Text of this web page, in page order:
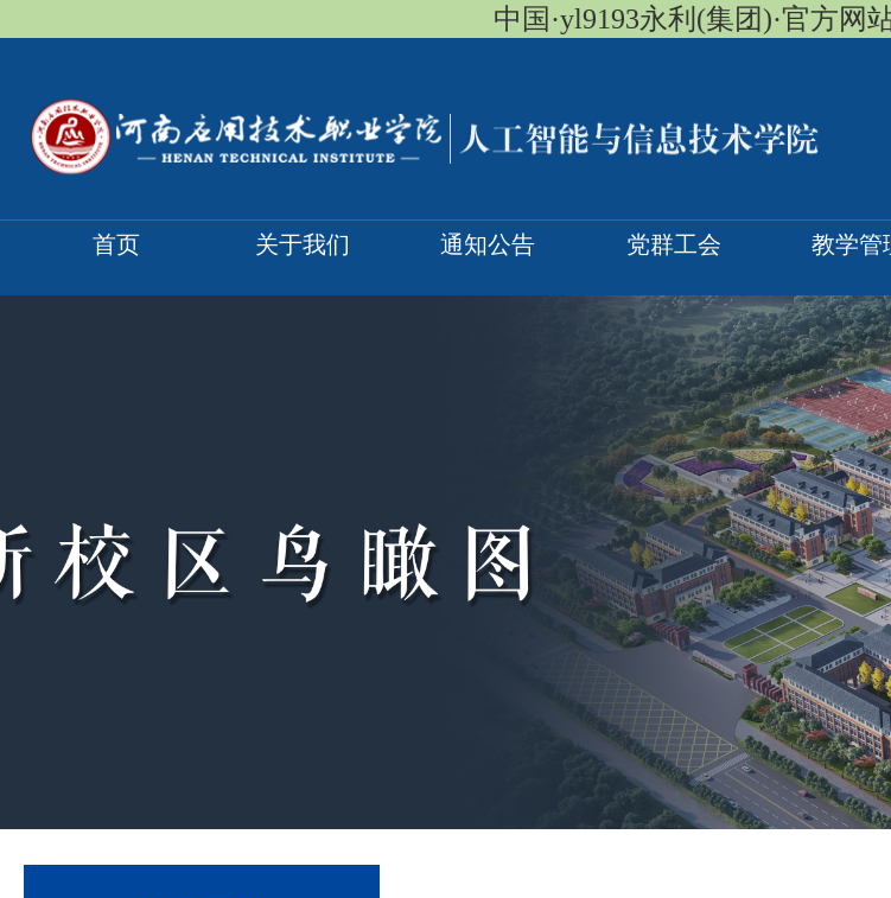
中国·yl9193永利(集团)·官方网
首页 关于我们 通知公告 党群工会 教学管